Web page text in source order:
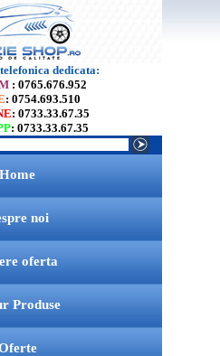
dedicata:
: 0765.676.952
: 0754.693.510
: 0733.33.67.35
: 0733.33.67.35
Home
noi
oferta
Produse